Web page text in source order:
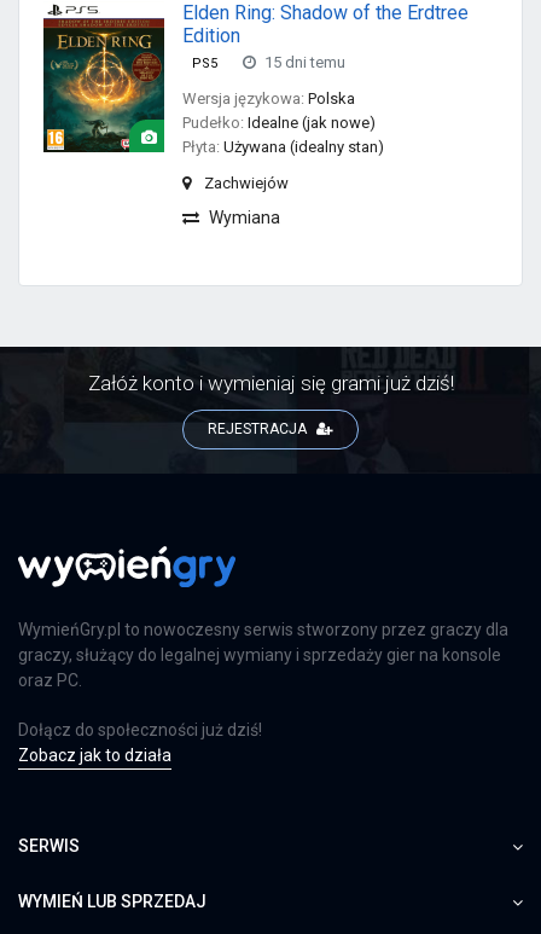
Elden Ring: Shadow of the Erdtree
Edition
PS5
15 dni temu
Wersja językowa: Polska
Pudełko: Idealne (jak nowe)
Płyta: Używana (idealny stan)
Zachwiejów
Wymiana
Załóż konto i wymieniaj się grami już dziś!
REJESTRACJA
WymieńGry.pl to nowoczesny serwis stworzony przez graczy dla
graczy, służący do legalnej wymiany i sprzedaży gier na konsole
oraz PC.
Dołącz do społeczności już dziś!
Zobacz jak to działa
SERWIS
WYMIEŃ LUB SPRZEDAJ